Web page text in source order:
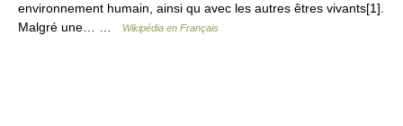
environnement humain, ainsi qu avec les autres êtres vivants[1].
Malgré une… …
Wikipédia en Français